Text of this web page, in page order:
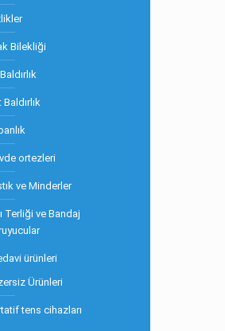
Bilekliği
Baldırlık
ortezleri
ve Minderler
Terliği ve Bandaj
ürünleri
Ürünleri
tens cihazları